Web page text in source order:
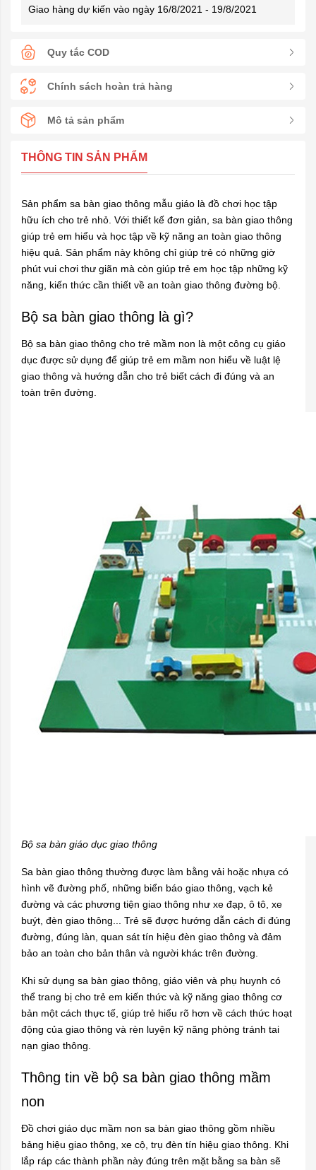
Giao hàng dự kiến vào ngày 16/8/2021 - 19/8/2021
Quy tắc COD
Chính sách hoàn trả hàng
Mô tả sản phẩm
THÔNG TIN SẢN PHẨM
Sản phẩm sa bàn giao thông mẫu giáo là đồ chơi học tập
hữu ích cho trẻ nhỏ. Với thiết kế đơn giản, sa bàn giao thông
giúp trẻ em hiểu và học tập về kỹ năng an toàn giao thông
hiệu quả. Sản phẩm này không chỉ giúp trẻ có những giờ
phút vui chơi thư giãn mà còn giúp trẻ em học tập những kỹ
năng, kiến thức cần thiết về an toàn giao thông đường bộ.
Bộ sa bàn giao thông là gì?
Bộ sa bàn giao thông cho trẻ mầm non là một công cụ giáo
dục được sử dụng để giúp trẻ em mầm non hiểu về luật lệ
giao thông và hướng dẫn cho trẻ biết cách đi đúng và an
toàn trên đường.
Bộ sa bàn giáo dục giao thông
Sa bàn giao thông thường được làm bằng vải hoặc nhựa có
hình vẽ đường phố, những biển báo giao thông, vạch kẻ
đường và các phương tiện giao thông như xe đạp, ô tô, xe
buýt, đèn giao thông... Trẻ sẽ được hướng dẫn cách đi đúng
đường, đúng làn, quan sát tín hiệu đèn giao thông và đảm
bảo an toàn cho bản thân và người khác trên đường.
Khi sử dụng sa bàn giao thông, giáo viên và phụ huynh có
thể trang bị cho trẻ em kiến thức và kỹ năng giao thông cơ
bản một cách thực tế, giúp trẻ hiểu rõ hơn về cách thức hoạt
động của giao thông và rèn luyện kỹ năng phòng tránh tai
nạn giao thông.
Thông tin về bộ sa bàn giao thông mầm
non
Đồ chơi giáo dục mầm non sa bàn giao thông gồm nhiều
bảng hiệu giao thông, xe cộ, trụ đèn tín hiệu giao thông. Khi
lắp ráp các thành phần này đúng trên mặt bằng sa bàn sẽ